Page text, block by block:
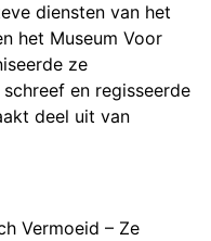
diensten van het
het Museum Voor
ze
en regisseerde
deel uit van
Vermoeid – Ze